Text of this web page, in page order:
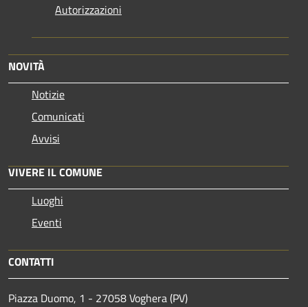
Autorizzazioni
NOVITÀ
Notizie
Comunicati
Avvisi
VIVERE IL COMUNE
Luoghi
Eventi
CONTATTI
Piazza Duomo, 1 - 27058 Voghera (PV)